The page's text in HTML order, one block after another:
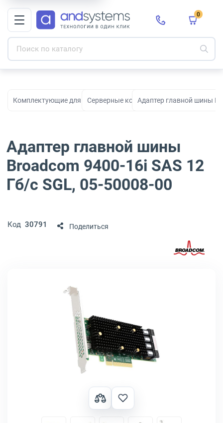
0
Комплектующие для ПК, сборки и модернизации
Серверные контроллерыАдаптер главной шины
Адаптер главной шины
Broadcom 9400-16i SAS 12
Гб/с SGL, 05-50008-00
Код 30791 Поделиться